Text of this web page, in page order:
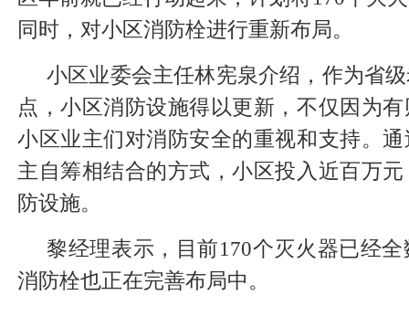
同时，对小区消防栓进行重新布局。
小区业委会主任林宪泉介绍，作为省
点，小区消防设施得以更新，不仅因为
小区业主们对消防安全的重视和支持。
主自筹相结合的方式，小区投入近百万
防设施。
黎经理表示，目前170个灭火器已经
消防栓也正在完善布局中。